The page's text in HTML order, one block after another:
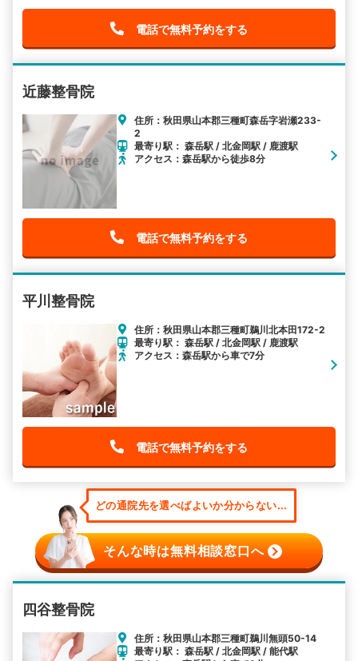
電話で無料予約をする
近藤整骨院
住所：秋田県山本郡三種町森岳字岩瀬233-
2
最寄り駅： 森岳駅 / 北金岡駅 / 鹿渡駅
アクセス：森岳駅から徒歩8分
電話で無料予約をする
平川整骨院
住所：秋田県山本郡三種町鵜川北本田172-2
最寄り駅： 森岳駅 / 北金岡駅 / 鹿渡駅
アクセス：森岳駅から車で7分
電話で無料予約をする
どの通院先を選べばよいか分からない...
そんな時は無料相談窓口へ
四谷整骨院
住所：秋田県山本郡三種町鵜川無頭50-14
最寄り駅： 森岳駅 / 北金岡駅 / 能代駅